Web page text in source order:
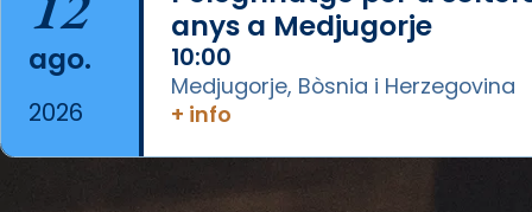
Mons. Sergi Gordo, bisbe de
Tortosa, ha presidit aquest 27 de
juliol la missa de Les Santes de
Mataró.
ago.
2026
anys a Medjugorje
10:00
Medjugorje, Bòsnia i Herzegovina
+ info